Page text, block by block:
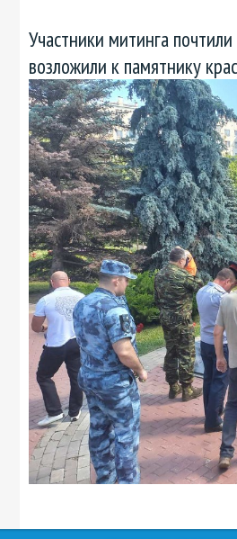
Участники митинга
возложили к памятнику